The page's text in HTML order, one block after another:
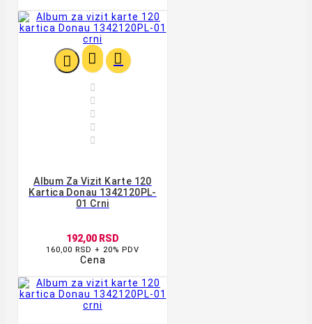
  





Album Za Vizit Karte 120
Kartica Donau 1342120PL-
01 Crni
192,00 RSD
160,00 RSD + 20% PDV
Cena